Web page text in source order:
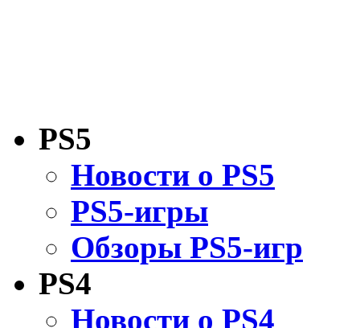
PS5
Новости о PS5
PS5-игры
Обзоры PS5-игр
PS4
Новости о PS4